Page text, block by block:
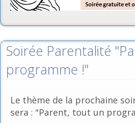
Soirée Parentalité
programme !"
Le thème de la prochaine
sera : "Parent, tout un